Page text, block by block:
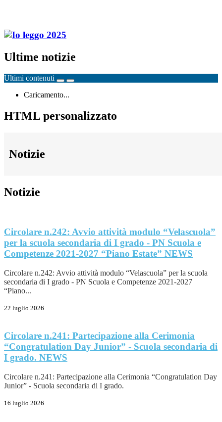
Ultime notizie
Ultimi contenuti
Caricamento...
HTML personalizzato
Notizie
Notizie
Circolare n.242: Avvio attività modulo “Velascuola”
per la scuola secondaria di I grado - PN Scuola e
Competenze 2021-2027 “Piano Estate” NEWS
Circolare n.242: Avvio attività modulo “Velascuola” per la scuola
secondaria di I grado - PN Scuola e Competenze 2021-2027
“Piano...
22 luglio 2026
Circolare n.241: Partecipazione alla Cerimonia
“Congratulation Day Junior” - Scuola secondaria di
I grado. NEWS
Circolare n.241: Partecipazione alla Cerimonia “Congratulation Day
Junior” - Scuola secondaria di I grado.
16 luglio 2026